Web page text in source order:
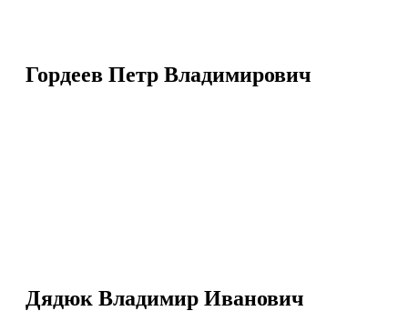
Гордеев Петр Владимирович
Дядюк Владимир Иванович